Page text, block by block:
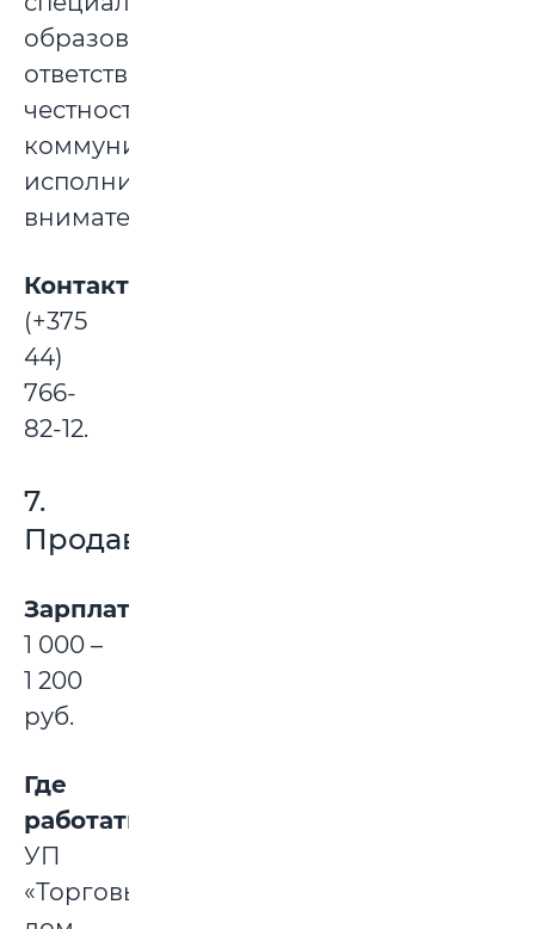
образование,
ответственность,
честность,
коммуникабельность,
исполнительность,
внимательность.
Контакты:
(+375
44)
766-
82-12.
7.
Продавец
Зарплата:
1 000 –
1 200
руб.
Где
работать:
УП
«Торговый